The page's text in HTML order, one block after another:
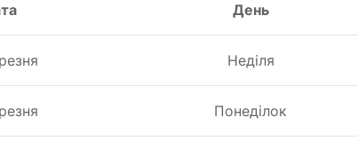
День
Неділя
Понеділок